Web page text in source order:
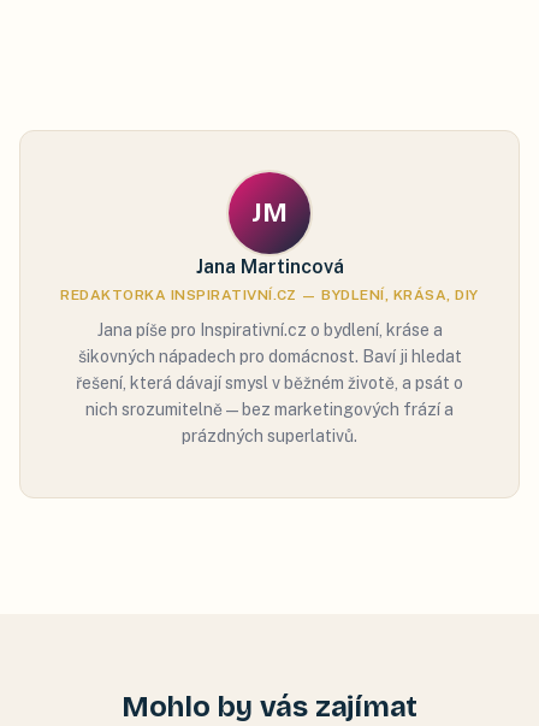
JM
Jana Martincová
REDAKTORKA INSPIRATIVNÍ.CZ — BYDLENÍ, KRÁSA, DIY
Jana píše pro Inspirativní.cz o bydlení, kráse a
šikovných nápadech pro domácnost. Baví ji hledat
řešení, která dávají smysl v běžném životě, a psát o
nich srozumitelně — bez marketingových frází a
prázdných superlativů.
Mohlo by vás zajímat